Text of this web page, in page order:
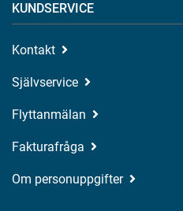
KUNDSERVICE
Kontakt
Självservice
Flyttanmälan
Fakturafråga
Om personuppgifter